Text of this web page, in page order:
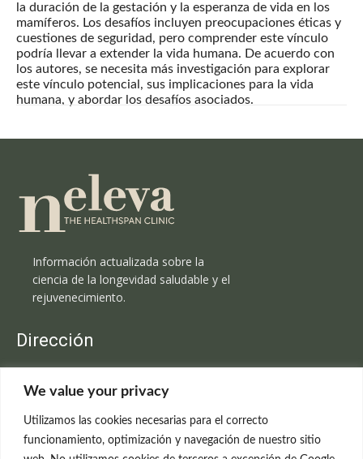
We value your privacy
Utilizamos las cookies necesarias para el correcto
funcionamiento, optimización y navegación de nuestro sitio
la duración de la gestación y la esperanza de vida en los
mamíferos. Los desafíos incluyen preocupaciones éticas y
cuestiones de seguridad, pero comprender este vínculo
podría llevar a extender la vida humana. De acuerdo con
los autores, se necesita más investigación para explorar
este vínculo potencial, sus implicaciones para la vida
humana, y abordar los desafíos asociados.
Información actualizada sobre la
ciencia de la longevidad saludable y el
rejuvenecimiento.
Dirección
C/Claudio Coello, 19 - 1º
699 595 619